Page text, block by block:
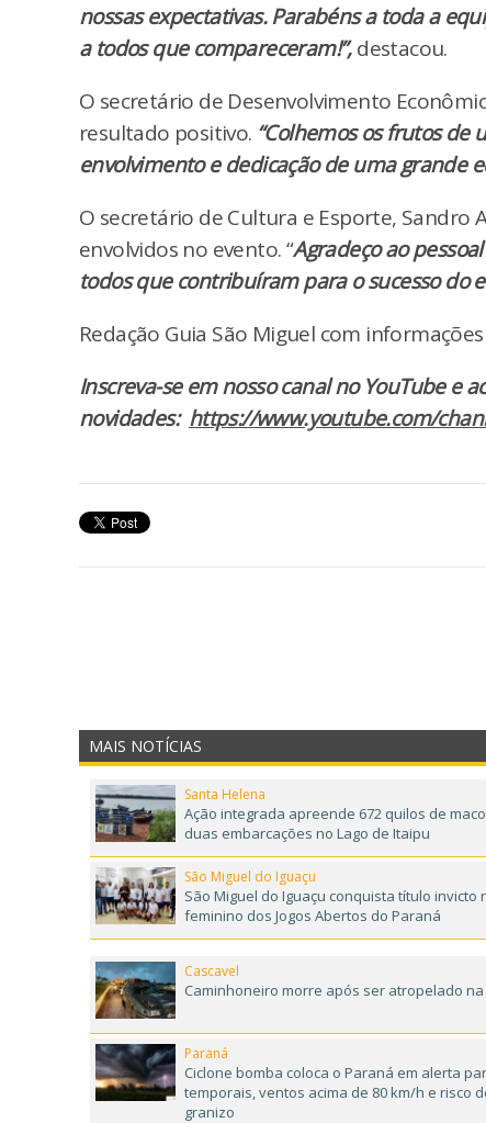
nossas expectativas. Parabéns a toda a
a todos que compareceram!”,destacou.
O secretário de Desenvolvimento
resultado positivo. “Colhemos os frutos de
envolvimento e dedicação de uma grande
O secretário de Cultura e Esporte,
envolvidos no evento. “Agradeço ao
todos que contribuíram para o sucesso do
Redação Guia São Miguel com
Inscreva-se em nosso canal no YouTube e
novidades: https://www.youtube.com/
MAIS NOTÍCIAS
Santa Helena
Ação integrada apreende 672 quilos de
duas embarcações no Lago de Itaipu
São Miguel do Iguaçu
São Miguel do Iguaçu conquista título invicto
feminino dos Jogos Abertos do Paraná
Cascavel
Caminhoneiro morre após ser atropelado na
Paraná
Ciclone bomba coloca o Paraná em alerta
temporais, ventos acima de 80 km/h e risco
granizo